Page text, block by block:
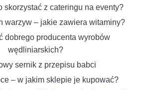
skorzystać z cateringu na eventy?
warzyw – jakie zawiera witaminy?
dobrego producenta wyrobów
wędliniarskich?
sernik z przepisu babci
– w jakim sklepie je kupować?